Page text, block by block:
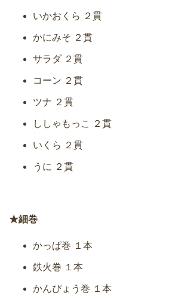
いかおくら ２貫
かにみそ ２貫
サラダ ２貫
コーン ２貫
ツナ ２貫
ししゃもっこ ２貫
いくら ２貫
うに ２貫
★細巻
かっぱ巻 １本
鉄火巻 １本
かんぴょう巻 １本